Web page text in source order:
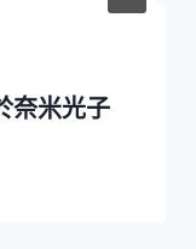
奈米光子